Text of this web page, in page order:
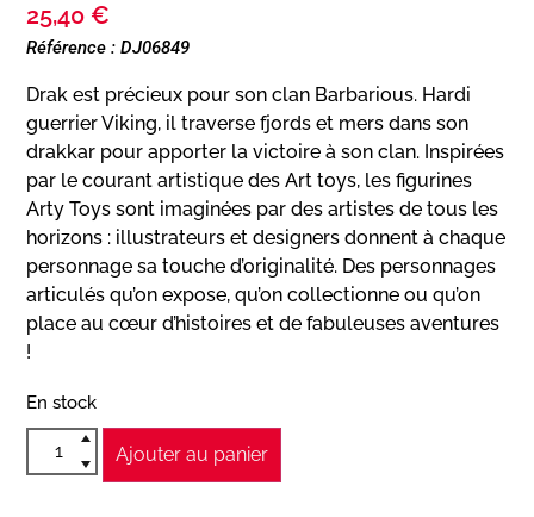
25,40 €
Référence : DJ06849
Drak est précieux pour son clan Barbarious. Hardi
guerrier Viking, il traverse fjords et mers dans son
drakkar pour apporter la victoire à son clan. Inspirées
par le courant artistique des Art toys, les figurines
Arty Toys sont imaginées par des artistes de tous les
horizons : illustrateurs et designers donnent à chaque
personnage sa touche d’originalité. Des personnages
articulés qu’on expose, qu’on collectionne ou qu’on
place au cœur d’histoires et de fabuleuses aventures
!
En stock
Ajouter au panier